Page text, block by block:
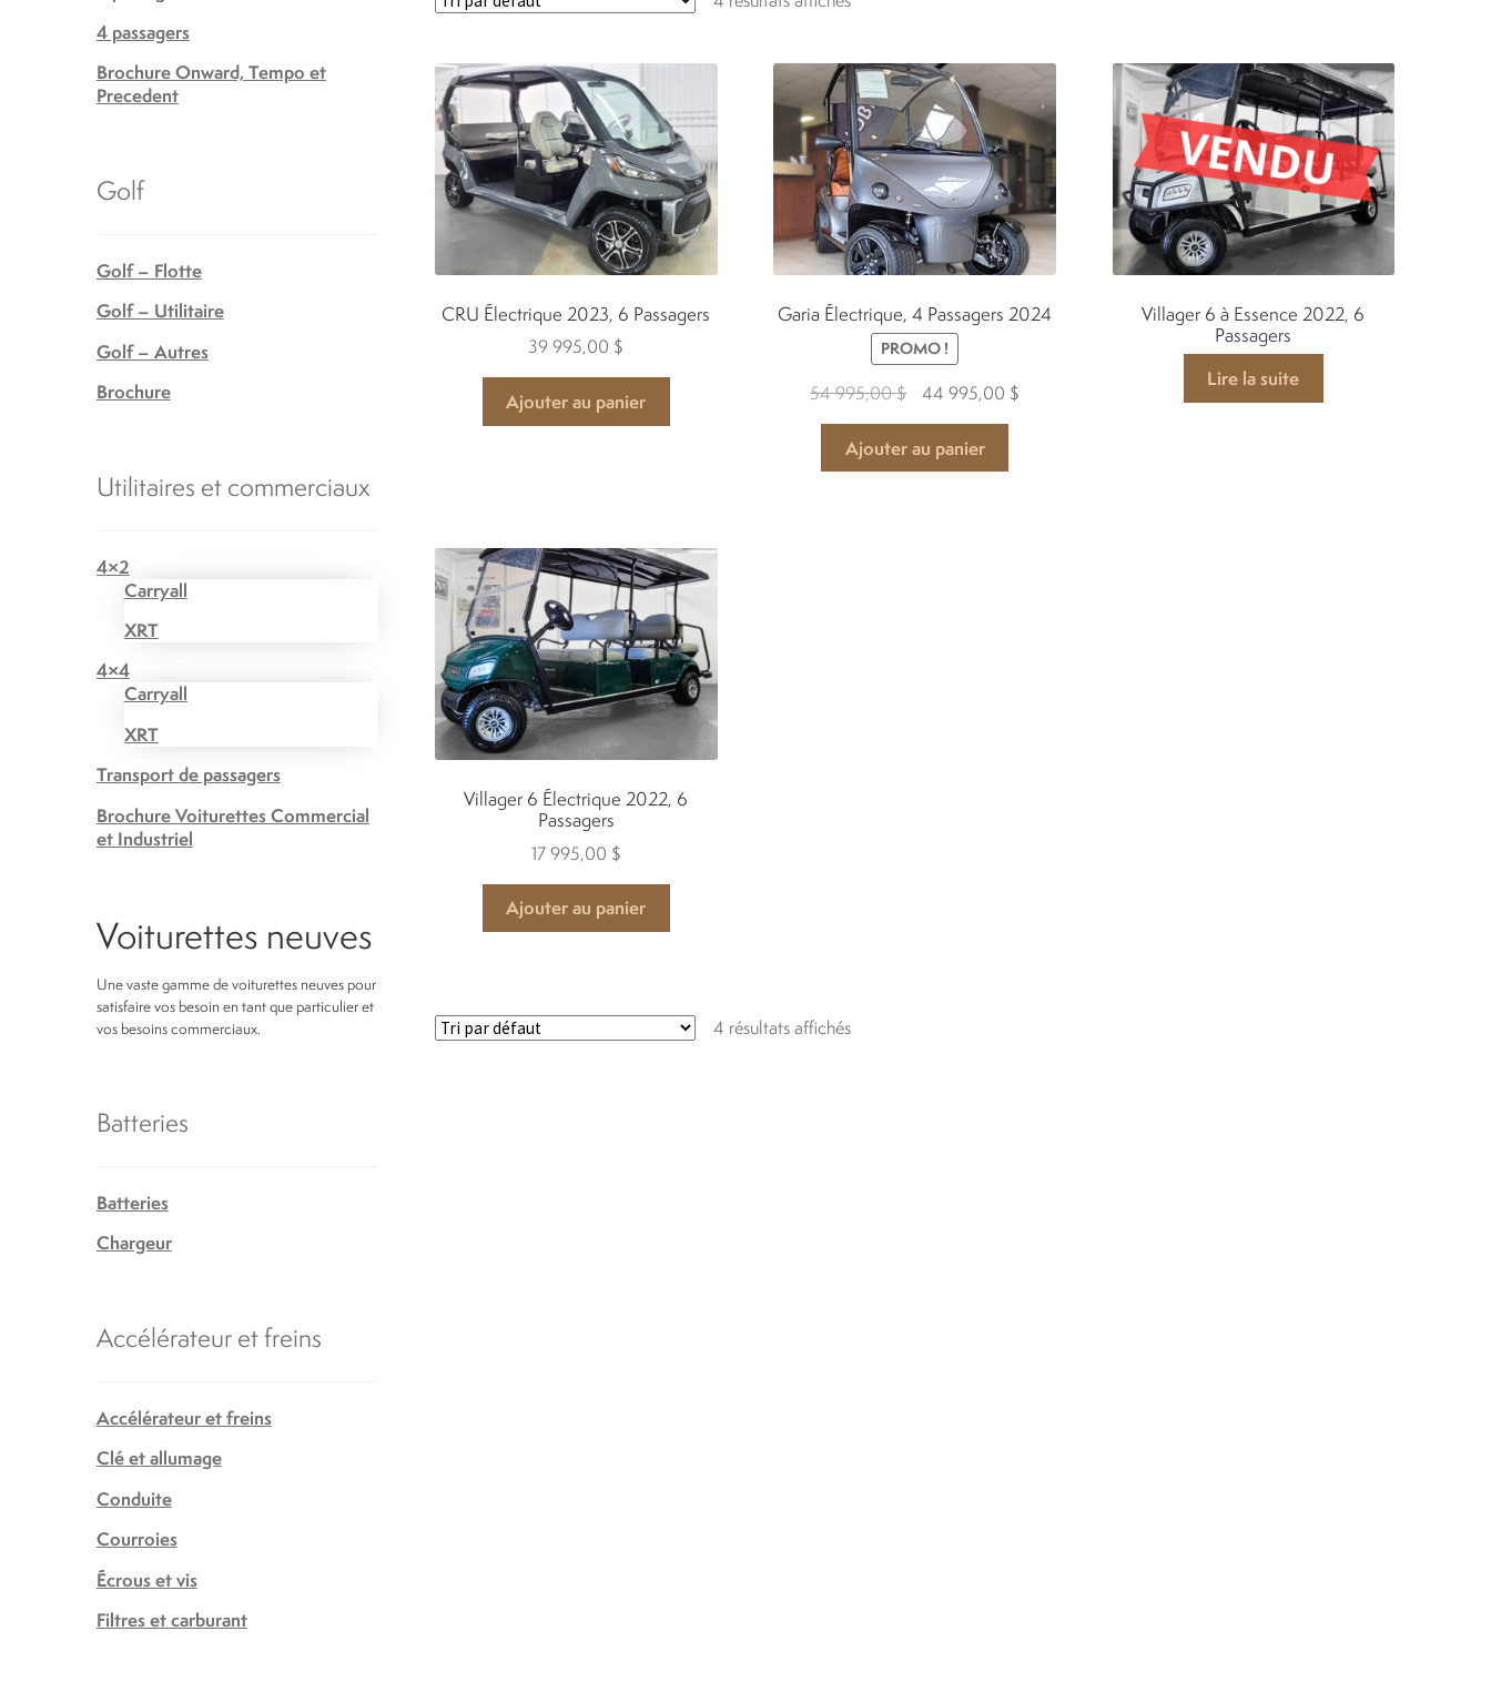
CRU Électrique 2023, 6 Passagers
39 995,00 $
Ajouter au panier
Garia Électrique, 4 Passagers 2024
PROMO !
54 995,00$
Le
prix
initial
était :
44 995,00 $Le
Ajouter au panier
Villager 6 à Essence 2022, 6
Passagers
Lire la suite
Villager 6 Électrique 2022, 6
Passagers
17 995,00 $
Ajouter au panier
4 résultats affichés
4 passagers
Brochure Onward, Tempo et
Precedent
Golf
Golf – Flotte
Golf – Utilitaire
Golf – Autres
Brochure
Utilitaires et commerciaux
4×2
Carryall
XRT
4×4
Carryall
XRT
Transport de passagers
Brochure Voiturettes Commercial
et Industriel
Voiturettes neuves
Une vaste gamme de voiturettes neuves pour
satisfaire vos besoin en tant que particulier et
vos besoins commerciaux.
Batteries
Batteries
Chargeur
Accélérateur et freins
Accélérateur et freins
Clé et allumage
Conduite
Courroies
Écrous et vis
Filtres et carburant